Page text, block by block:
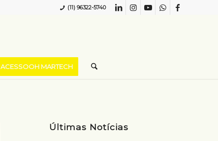
(11) 96322-5740
ACESSOOH MARTECH
Últimas Notícias